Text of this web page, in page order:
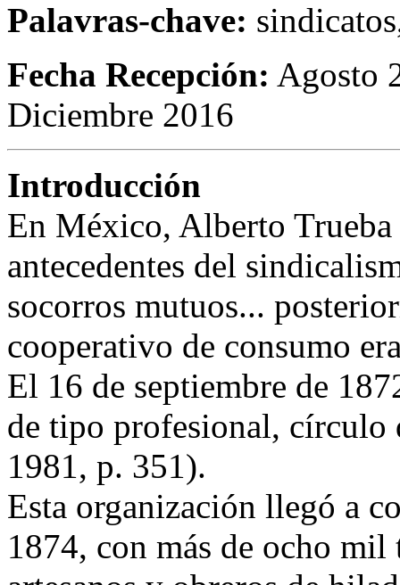
Palavras-chave:
Fecha Recepción:
Diciembre 2016
Introducción
En México, Alberto
antecedentes del
socorros mutuos...
cooperativo de consumo
El 16 de septiembre de
de tipo profesional, círculo
1981, p. 351).
Esta organización llegó a
1874, con más de ocho mil